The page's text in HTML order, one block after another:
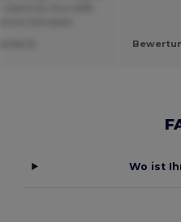
Wo ist